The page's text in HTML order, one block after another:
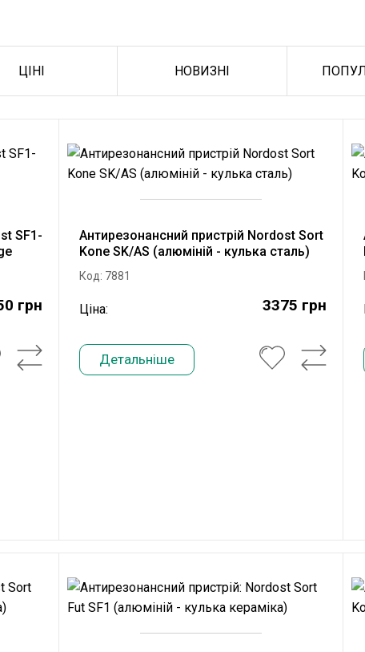
ЦІНІ НОВИЗНІ
SF1-
грн
Антирезонансний пристрій Nordost Sort
Kone SK/AS (алюміній - кулька сталь)
Код: 7881
Ціна: 3375 грн
Детальніше